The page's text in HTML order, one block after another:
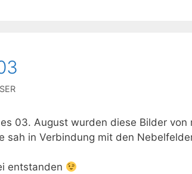
03. August wurden diese Bilder
sah in Verbindung mit den
entstanden